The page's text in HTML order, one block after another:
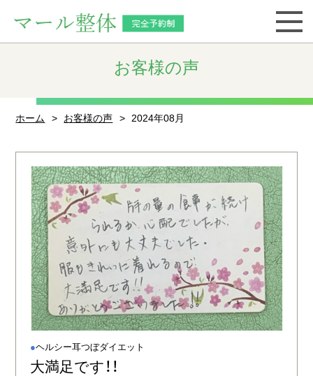
お客様の声
ホーム お客様の声 2024年08月
ヘルシー耳つぼダイエット
大満足です！！